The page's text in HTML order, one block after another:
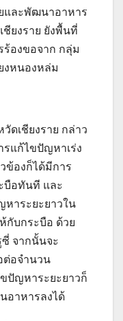
และพัฒนาอาหาร
ชียงราย ยังพื้นที่
องขอจาก กลุ่ม
งหนองหล่ม
ดเชียงราย กล่าว
รแก้ไขปัญหาเร่ง
ข้องก็ได้มีการ
บือทันที และ
หาระยะยาวใน
กับกระบือ ด้วย
จากนั้นจะ
ต่อจำนวน
ปัญหาระยะยาวก็
อาหารลงได้